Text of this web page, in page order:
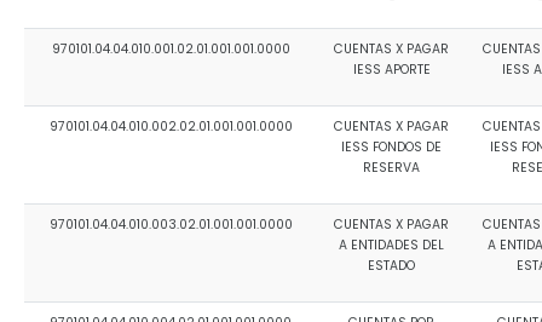
970101.04.04.010.001.02.01.001.001.0000
CUENTAS X PAGAR
IESS APORTE
IESS
970101.04.04.010.002.02.01.001.001.0000
CUENTAS X PAGAR
IESS FONDOS DE
RESERVA
IESS
970101.04.04.010.003.02.01.001.001.0000
CUENTAS X PAGAR
A ENTIDADES DEL
ESTADO
A